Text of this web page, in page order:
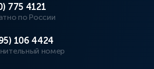
775 4121
по России
106 4424
номер